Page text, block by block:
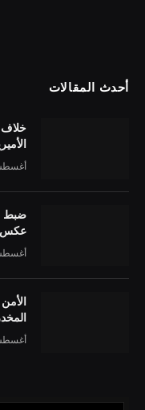
أحدث المقالات
خلاف
أغسطس 5,
ضبط
عكس
أغسطس 5,
أغسطس 5,